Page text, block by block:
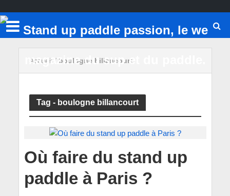
Accueil/ boulogne billancourt
Tag - boulogne billancourt
Où faire du stand up
paddle à Paris ?